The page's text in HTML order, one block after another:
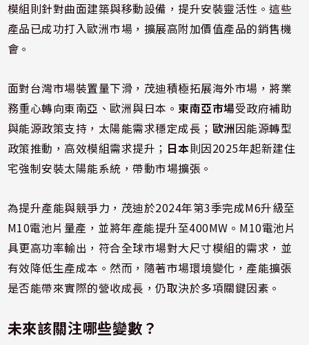
模組則針對曲面建築與移動設備，提升安裝靈活性。這些
產品已成功打入歐洲市場，擴展高附加價值產品的銷售機
會。
面對台灣市場裝置量下滑，茂迪積極拓展海外市場，將業
務重心轉向東南亞、歐洲與日本。東南亞市場受政府補助
與能源政策支持，太陽能需求穩定成長； 歐洲因能源轉型
政策推動，高效模組需求提升； 日本則因2025年起新建住
宅強制安裝太陽能系統，帶動市場擴張。
為提升產能與競爭力，茂迪於2024年第3季完成M6升級至
M10電池片量產，並將年產能提升至400MW。M10電池片
具更高功率輸出，符合全球市場對大尺寸模組的需求，並
有效降低生產成本。然而，隨著市場環境變化，產能擴張
是否能帶來實際的營收成長，仍取決於多項關鍵因素。
未來該關注哪些變數？